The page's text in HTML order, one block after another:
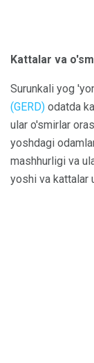
Kattalar va
Surunkali yog
(GERD) odatda
ular o'smirlar
yoshdagi
mashhurligi va
yoshi va kattalar